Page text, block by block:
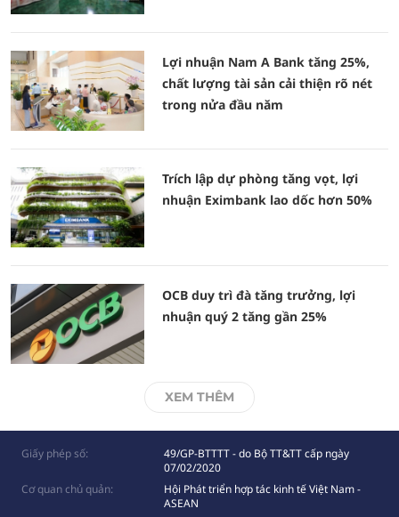
Lợi nhuận Nam A Bank tăng 25%,
chất lượng tài sản cải thiện rõ nét
trong nửa đầu năm
Trích lập dự phòng tăng vọt, lợi
nhuận Eximbank lao dốc hơn 50%
OCB duy trì đà tăng trưởng, lợi
nhuận quý 2 tăng gần 25%
XEM THÊM
Giấy phép số:
49/GP-BTTTT - do Bộ TT&TT cấp ngày
07/02/2020
Cơ quan chủ quản:
Hội Phát triển hợp tác kinh tế Việt Nam -
ASEAN